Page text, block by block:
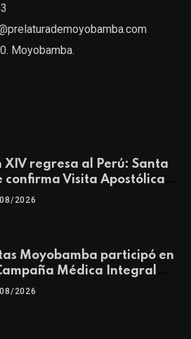
Moyobamba.
XIV regresa al Perú: Santa
confirma Visita Apostólica
al 17 de noviembre
2026
Moyobamba participó en
Médica Integral
llevando salud y
2026